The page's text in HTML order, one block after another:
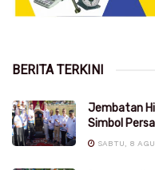
BERITA TERKINI
Jembatan
Simbol
SABTU, 8